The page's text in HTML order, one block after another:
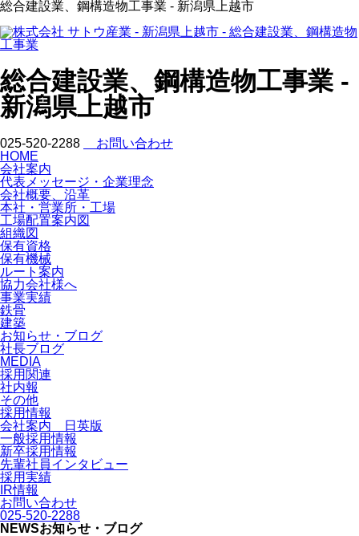
総合建設業、鋼構造物工事業 - 新潟県上越市
総合建設業、鋼構造物工事業 -
新潟県上越市
025-520-2288
お問い合わせ
HOME
会社案内
代表メッセージ・企業理念
会社概要、沿革
本社・営業所・工場
工場配置案内図
組織図
保有資格
保有機械
ルート案内
協力会社様へ
事業実績
鉄骨
建築
お知らせ・ブログ
社長ブログ
MEDIA
採用関連
社内報
その他
採用情報
会社案内 日英版
一般採用情報
新卒採用情報
先輩社員インタビュー
採用実績
IR情報
お問い合わせ
025-520-2288
NEWSお知らせ・ブログ